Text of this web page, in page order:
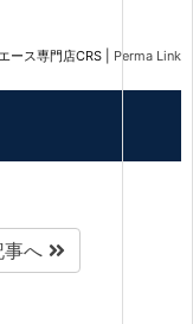
ース専門店CRS Perma Link
事へ